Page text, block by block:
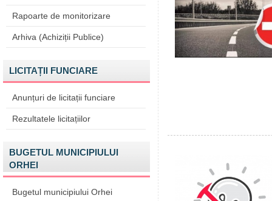
Rapoarte de monitorizare
Arhiva (Achiziții Publice)
LICITAȚII FUNCIARE
Anunțuri de licitații funciare
Rezultatele licitațiilor
BUGETUL MUNICIPIULUI
ORHEI
Bugetul municipiului Orhei